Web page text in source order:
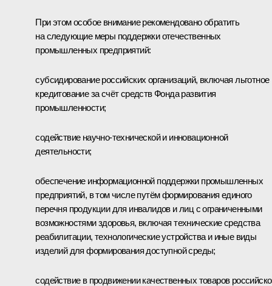
При этом особое внимание рекомендовано обратить
на следующие меры поддержки отечественных
промышленных предприятий:
субсидирование российских организаций, включая льготное
кредитование за счёт средств Фонда развития
промышленности;
содействие научно-технической и инновационной
деятельности;
обеспечение информационной поддержки промышленных
предприятий, в том числе путём формирования единого
перечня продукции для инвалидов и лиц с ограниченными
возможностями здоровья, включая технические средства
реабилитации, технологические устройства и иные виды
изделий для формирования доступной среды;
содействие в продвижении качественных товаров